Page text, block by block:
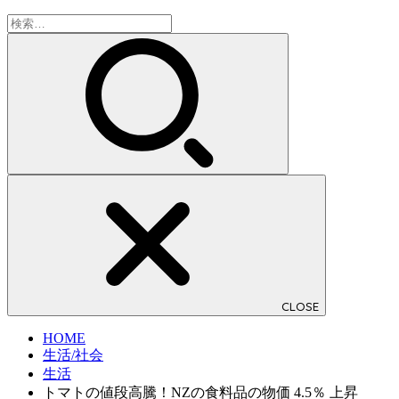
検
索:
CLOSE
HOME
生活/社会
生活
トマトの値段高騰！NZの食料品の物価 4.5％ 上昇